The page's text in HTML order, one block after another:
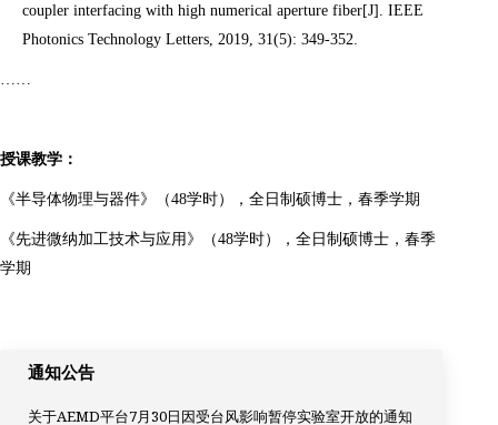
coupler interfacing with high numerical aperture fiber[J]. IEEE
Photonics Technology Letters, 2019, 31(5): 349-352.
……
授课教学：
《半导体物理与器件》（48学时），全日制硕博士，春季学期
《先进微纳加工技术与应用》（48学时），全日制硕博士，春季
学期
通知公告
关于AEMD平台7月30日因受台风影响暂停实验室开放的通知